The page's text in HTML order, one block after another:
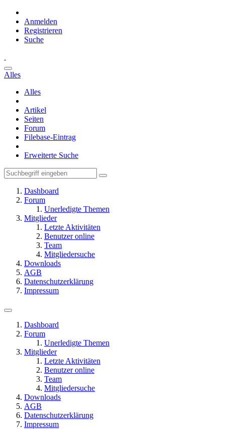
Anmelden
Registrieren
Suche
Alles
Alles
Artikel
Seiten
Forum
Filebase-Eintrag
Erweiterte Suche
Dashboard
Forum
Unerledigte Themen
Mitglieder
Letzte Aktivitäten
Benutzer online
Team
Mitgliedersuche
Downloads
AGB
Datenschutzerklärung
Impressum
Dashboard
Forum
Unerledigte Themen
Mitglieder
Letzte Aktivitäten
Benutzer online
Team
Mitgliedersuche
Downloads
AGB
Datenschutzerklärung
Impressum